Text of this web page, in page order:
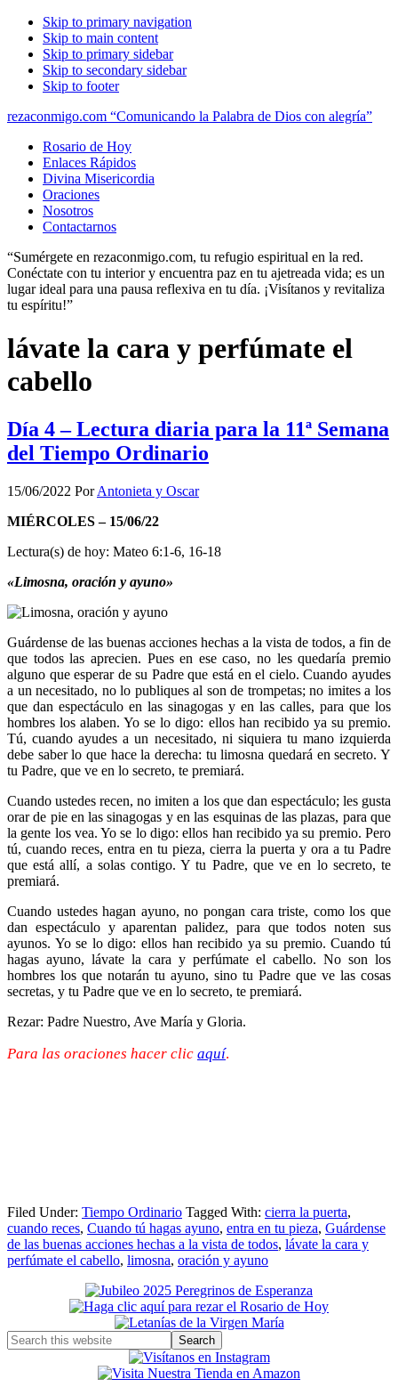
Skip to primary navigation
Skip to main content
Skip to primary sidebar
Skip to secondary sidebar
Skip to footer
rezaconmigo.com “Comunicando la Palabra de Dios con alegría”
Rosario de Hoy
Enlaces Rápidos
Divina Misericordia
Oraciones
Nosotros
Contactarnos
“Sumérgete en rezaconmigo.com, tu refugio espiritual en la red.
Conéctate con tu interior y encuentra paz en tu ajetreada vida; es un
lugar ideal para una pausa reflexiva en tu día. ¡Visítanos y revitaliza
tu espíritu!”
lávate la cara y perfúmate el
cabello
Día 4 – Lectura diaria para la 11ª Semana
del Tiempo Ordinario
15/06/2022 PorAntonieta y Oscar
MIÉRCOLES – 15/06/22
Lectura(s) de hoy: Mateo 6:1-6, 16-18
«Limosna, oración y ayuno»
Guárdense de las buenas acciones hechas a la vista de todos, a fin de
que todos las aprecien. Pues en ese caso, no les quedaría premio
alguno que esperar de su Padre que está en el cielo. Cuando ayudes
a un necesitado, no lo publiques al son de trompetas; no imites a los
que dan espectáculo en las sinagogas y en las calles, para que los
hombres los alaben. Yo se lo digo: ellos han recibido ya su premio.
Tú, cuando ayudes a un necesitado, ni siquiera tu mano izquierda
debe saber lo que hace la derecha: tu limosna quedará en secreto. Y
tu Padre, que ve en lo secreto, te premiará.
Cuando ustedes recen, no imiten a los que dan espectáculo; les gusta
orar de pie en las sinagogas y en las esquinas de las plazas, para que
la gente los vea. Yo se lo digo: ellos han recibido ya su premio. Pero
tú, cuando reces, entra en tu pieza, cierra la puerta y ora a tu Padre
que está allí, a solas contigo. Y tu Padre, que ve en lo secreto, te
premiará.
Cuando ustedes hagan ayuno, no pongan cara triste, como los que
dan espectáculo y aparentan palidez, para que todos noten sus
ayunos. Yo se lo digo: ellos han recibido ya su premio. Cuando tú
hagas ayuno, lávate la cara y perfúmate el cabello. No son los
hombres los que notarán tu ayuno, sino tu Padre que ve las cosas
secretas, y tu Padre que ve en lo secreto, te premiará.
Rezar: Padre Nuestro, Ave María y Gloria.
Para las oraciones hacer clic aquí.
Filed Under: Tiempo Ordinario Tagged With: cierra la puerta,
cuando reces, Cuando tú hagas ayuno, entra en tu pieza, Guárdense
de las buenas acciones hechas a la vista de todos, lávate la cara y
perfúmate el cabello, limosna, oración y ayuno
Primary
Sidebar
Search
this